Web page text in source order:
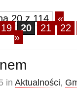
20 z 114
«
19 20 21
22
»
in Aktualności,